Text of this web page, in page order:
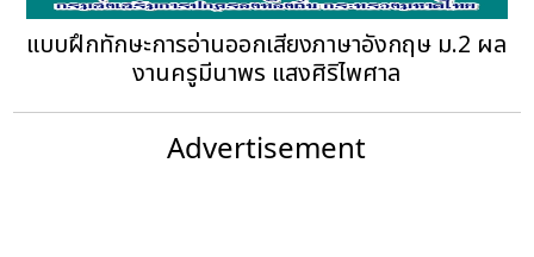
แบบฝึกทักษะการอ่านออกเสียงภาษาอังกฤษ ม.2 ผล
งานครูมีนาพร แสงศิริไพศาล
Advertisement